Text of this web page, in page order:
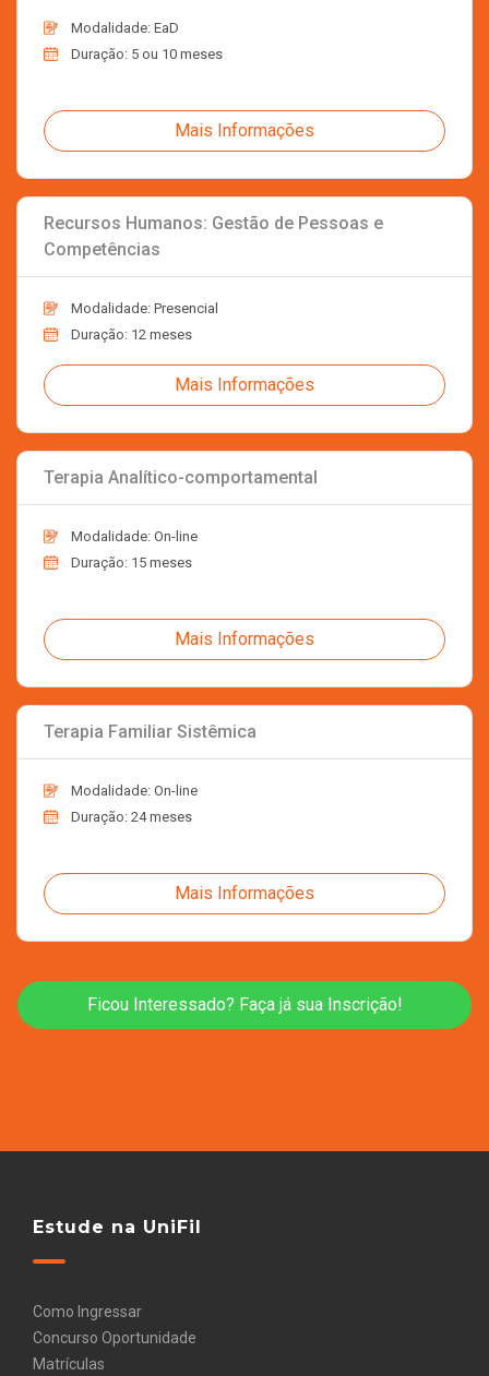
Modalidade: EaD
Duração: 5 ou 10 meses
Mais Informações
Recursos Humanos: Gestão de Pessoas e
Competências
Modalidade: Presencial
Duração: 12 meses
Mais Informações
Terapia Analítico-comportamental
Modalidade: On-line
Duração: 15 meses
Mais Informações
Terapia Familiar Sistêmica
Modalidade: On-line
Duração: 24 meses
Mais Informações
Ficou Interessado? Faça já sua Inscrição!
Estude na UniFil
Como Ingressar
Concurso Oportunidade
Matrículas